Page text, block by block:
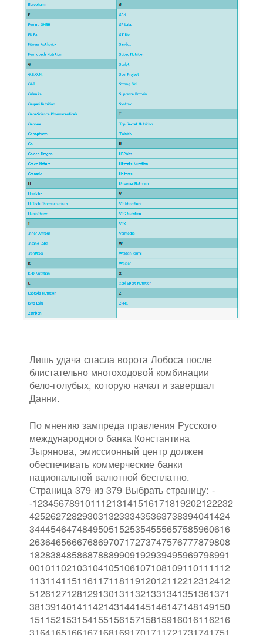
Лишь удача спасла ворота Лобоса после
блистательно многоходовой комбинации
бело-голубых, которую начал и завершал
Данни.
По мнению зампреда правления Русского
международного банка Константина
Зырянова, эмиссионный центр должен
обеспечивать коммерческие банки
национальной валютной бесплатно.
Страница 379 из 379 Выбрать страницу: -
-12345678910111213141516171819202122232
42526272829303132333435363738394041424
34445464748495051525354555657585960616
26364656667686970717273747576777879808
18283848586878889909192939495969798991
00101102103104105106107108109110111112
11311411511611711811912012112212312412
51261271281291301311321331341351361371
38139140141142143144145146147148149150
15115215315415515615715815916016116216
31641651661671681691701711721731741751